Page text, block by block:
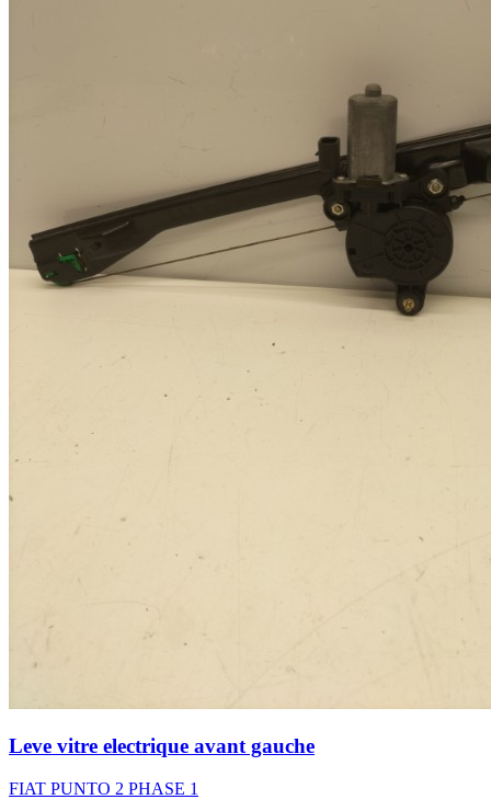
Leve vitre electrique avant gauche
FIAT PUNTO 2 PHASE 1